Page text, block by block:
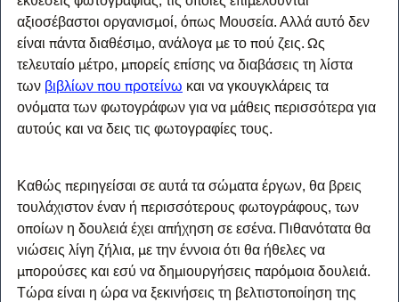
αξιοσέβαστοι οργανισμοί, όπως Μουσεία. Αλλά αυτό δεν
είναι πάντα διαθέσιμο, ανάλογα με το πού ζεις. Ως
τελευταίο μέτρο, μπορείς επίσης να διαβάσεις τη λίστα
των βιβλίων που προτείνω και να γκουγκλάρεις τα
ονόματα των φωτογράφων για να μάθεις περισσότερα για
αυτούς και να δεις τις φωτογραφίες τους.
Καθώς περιηγείσαι σε αυτά τα σώματα έργων, θα βρεις
τουλάχιστον έναν ή περισσότερους φωτογράφους, των
οποίων η δουλειά έχει απήχηση σε εσένα. Πιθανότατα θα
νιώσεις λίγη ζήλια, με την έννοια ότι θα ήθελες να
μπορούσες και εσύ να δημιουργήσεις παρόμοια δουλειά.
Τώρα είναι η ώρα να ξεκινήσεις τη βελτιστοποίηση της